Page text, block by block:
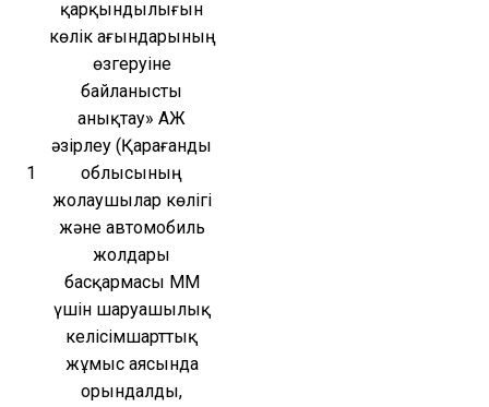
1
қарқындылығын
көлік ағындарының
өзгеруіне
байланысты
анықтау» АЖ
әзірлеу (Қарағанды
облысының
жолаушылар көлігі
және автомобиль
жолдары
басқармасы ММ
үшін шаруашылық
келісімшарттық
жұмыс аясында
орындалды,